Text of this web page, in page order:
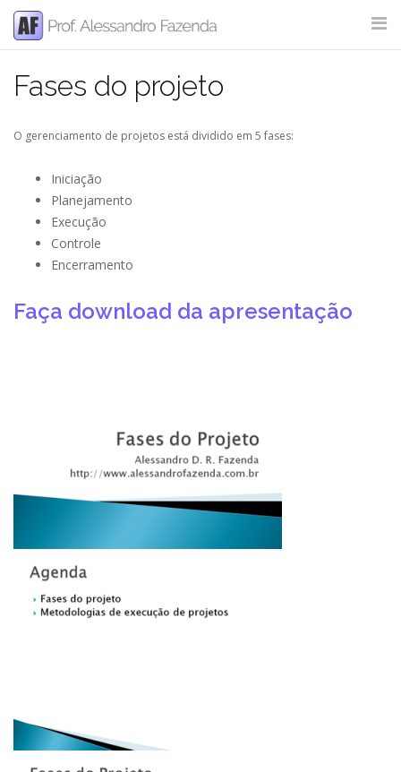
Skip
content
SITE SEARCH
Fases do projeto
O gerenciamento de projetos está dividido em 5 fases:
Iniciação
Planejamento
Execução
Controle
Encerramento
Faça download da apresentação